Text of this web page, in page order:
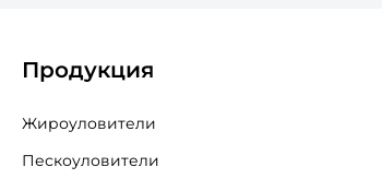
Продукция
Жироуловители
Пескоуловители